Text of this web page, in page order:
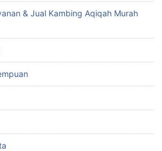
& Jual Kambing Aqiqah Murah